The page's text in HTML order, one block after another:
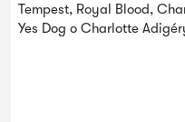
Tempest, Royal Blood,
Yes Dog o Charlotte